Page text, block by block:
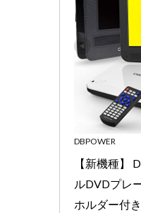
DBPOWER
【新機種】
ルDVDプレ
ホルダー付